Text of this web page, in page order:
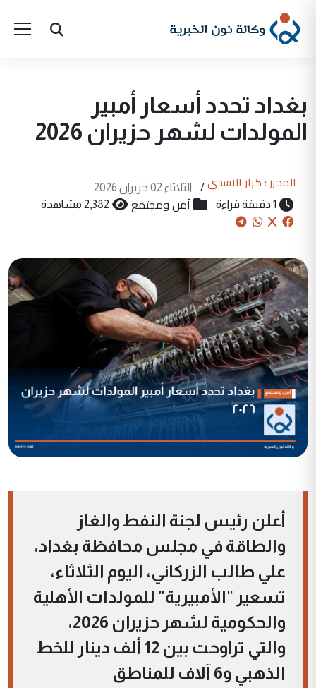
بغداد تحدد أسعار أمبير
المولدات لشهر حزيران 2026
المحرر : كرار الاسدي /
الثلاثاء 02 حزيران 2026
1 دقيقة قراءة
أمن ومجتمع 2,382 مشاهدة
أعلن رئيس لجنة النفط والغاز
والطاقة في مجلس محافظة بغداد،
علي طالب الزركاني، اليوم الثلاثاء،
تسعير "الأمبيرية" للمولدات الأهلية
والحكومية لشهر حزيران 2026،
والتي تراوحت بين 12 ألف دينار للخط
الذهبي و6 آلاف للمناطق